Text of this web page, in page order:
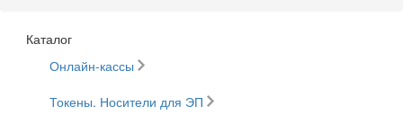
Каталог
Онлайн-кассы
Токены. Носители для ЭП